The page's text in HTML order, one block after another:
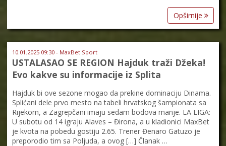
Opširnije
10.01.2025 09:30 - MaxBet Sport
USTALASAO SE REGION Hajduk traži Džeka!
Evo kakve su informacije iz Splita
Hajduk bi ove sezone mogao da prekine dominaciju Dinama.
Splićani dele prvo mesto na tabeli hrvatskog šampionata sa
Rijekom, a Zagrepčani imaju sedam bodova manje. LA LIGA:
U subotu od 14 igraju Alaves – Đirona, a u kladionici MaxBet
je kvota na pobedu gostiju 2.65. Trener Đenaro Gatuzo je
preporodio tim sa Poljuda, a ovog […] Članak …